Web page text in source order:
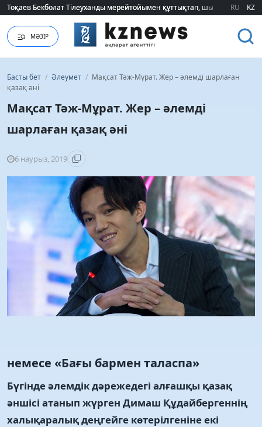
2026 жылғы білім грантын иеленгендердің тізімі жарияланды (ТІЗІМ)
2026 жылғы білім грантын иеленгендердің тізімі жарияланды (ТІЗІМ)
RU KZ
МӘЗІР
Басты бет / Әлеумет / Мақсат Тәж-Мұрат. Жер – әлемді шарлаған
қазақ әні
Мақсат Тәж-Мұрат. Жер – әлемді
шарлаған қазақ әні
6 наурыз, 2019
немесе «Бағы бармен таласпа»
Бүгінде әлемдік дәрежедегі алғашқы қазақ
әншісі атанып жүрген Димаш Құдайбергеннің
халықаралық деңгейге көтерілгеніне екі